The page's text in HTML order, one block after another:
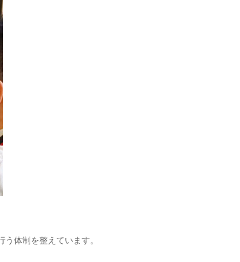
体制を整えています。